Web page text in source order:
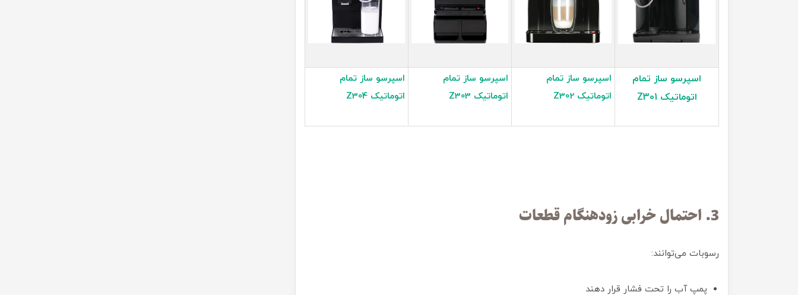
اسپرسو ساز تمام
اتوماتیک Z301
اسپرسو ساز تمام
اتوماتیک Z302
اسپرسو ساز تمام
اتوماتیک Z303
اسپرسو ساز تمام
اتوماتیک Z304
3. احتمال خرابی زودهنگام قطعات
رسوبات می‌توانند:
پمپ آب را تحت فشار قرار دهند